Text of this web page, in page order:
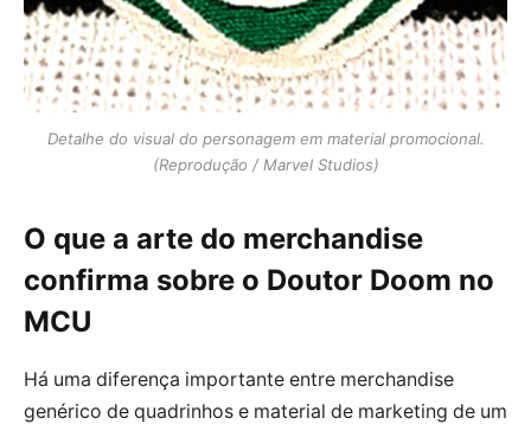
Detalhe do visual do personagem em material promocional.
(Reprodução / Marvel Studios)
O que a arte do merchandise
confirma sobre o Doutor Doom no
MCU
Há uma diferença importante entre merchandise
genérico de quadrinhos e material de marketing de um